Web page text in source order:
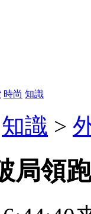
時尚 知識
知識 >
局領跑